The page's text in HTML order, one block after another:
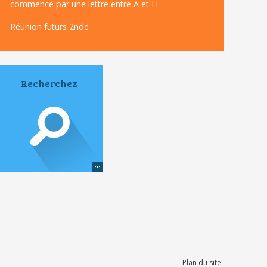
commence par une lettre entre A et H
Réunion futurs 2nde
Plan du site